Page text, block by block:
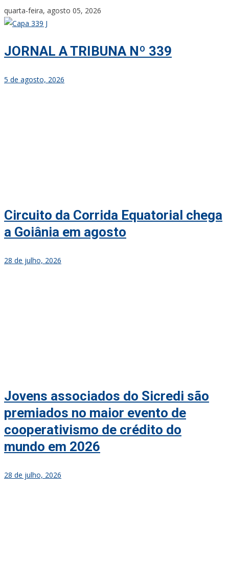
Skip
to
quarta-feira, agosto 05, 2026
JORNAL A TRIBUNA Nº 339
5 de agosto, 2026
Circuito da Corrida Equatorial chega
a Goiânia em agosto
28 de julho, 2026
Jovens associados do Sicredi são
premiados no maior evento de
cooperativismo de crédito do
mundo em 2026
28 de julho, 2026